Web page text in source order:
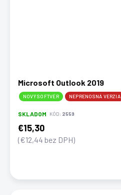
Microsoft Outlook 2019
NEPRENOSNÁ VERZIA
NOVÝ SOFTVÉR
SKLADOM KÓD: 2559
€15,30
(€12,44 bez DPH)